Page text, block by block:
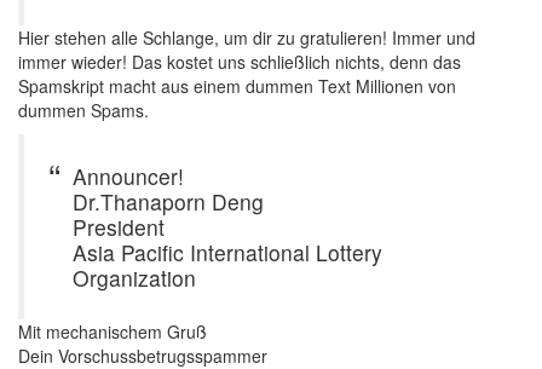
Hier stehen alle Schlange, um dir zu gratulieren! Immer und
immer wieder! Das kostet uns schließlich nichts, denn das
Spamskript macht aus einem dummen Text Millionen von
dummen Spams.
Announcer!
Dr.Thanaporn Deng
President
Asia Pacific International Lottery
Organization
Mit mechanischem Gruß
Dein Vorschussbetrugsspammer